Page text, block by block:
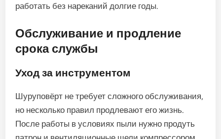
работать без нареканий долгие годы.
Обслуживание и продление
срока службы
Уход за инструментом
Шуруповёрт не требует сложного обслуживания,
но несколько правил продлевают его жизнь.
После работы в условиях пыли нужно продуть